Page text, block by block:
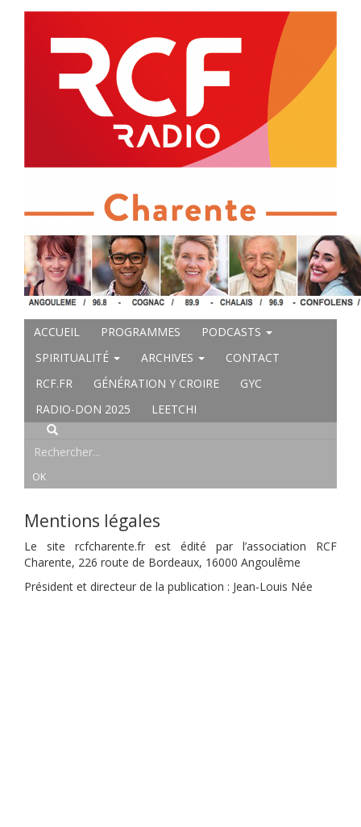
ACCUEIL PROGRAMMES
PODCASTS
SPIRITUALITÉ
ARCHIVES
CONTACT
RCF.FR
GÉNÉRATION Y CROIRE
GYC
RADIO-DON 2025
LEETCHI
Mentions légales
Le site rcfcharente.fr est édité par l’association RCF
Charente, 226 route de Bordeaux, 16000 Angoulême
Président et directeur de la publication : Jean-Louis Née